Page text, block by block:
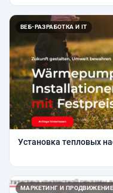
ВЕБ-РАЗРАБОТКА И IT
Установка тепловых
МАРКЕТИНГ И ПРОДВИЖЕНИЕ